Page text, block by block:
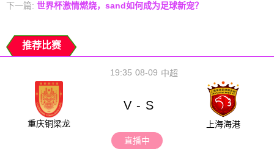
下一篇: 世界杯激情燃烧，sand如何成为足球新宠？
推荐比赛
08-09
19:35 中超
重庆铜梁龙
V - S
上海海港
直播中